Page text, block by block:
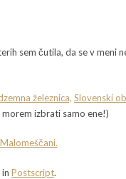
sem čutila, da se v meni
železnica, Slovenski
morem izbrati samo ene!)
Malomeščani.
in Postscript.